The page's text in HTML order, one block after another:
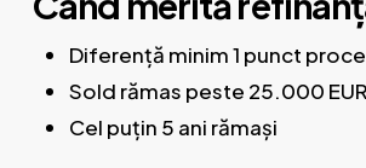
Diferență minim 1 punct
Sold rămas peste 25.000 EUR
Cel puțin 5 ani rămași